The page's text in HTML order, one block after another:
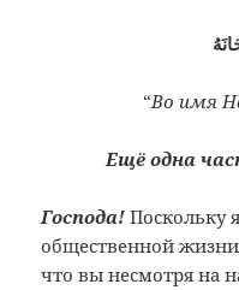
“Во имя
Ещё одна
Господа! Поскольку
общественной
что вы несмотря на